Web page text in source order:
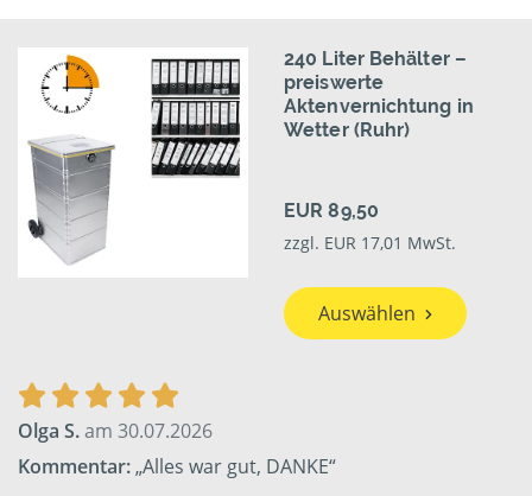
240 Liter Behälter –
preiswerte
Aktenvernichtung in
Wetter (Ruhr)
EUR 89,50
zzgl. EUR 17,01 MwSt.
Auswählen
Olga S.am 30.07.2026
Kommentar:„Alles war gut, DANKE“